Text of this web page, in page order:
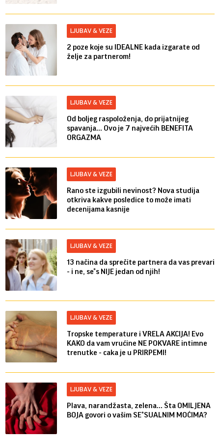
LJUBAV & VEZE
2 poze koje su IDEALNE kada izgarate od
želje za partnerom!
LJUBAV & VEZE
Od boljeg raspoloženja, do prijatnijeg
spavanja... Ovo je 7 najvećih BENEFITA
ORGAZMA
LJUBAV & VEZE
Rano ste izgubili nevinost? Nova studija
otkriva kakve posledice to može imati
decenijama kasnije
LJUBAV & VEZE
13 načina da sprečite partnera da vas prevari
- i ne, se*s NIJE jedan od njih!
LJUBAV & VEZE
Tropske temperature i VRELA AKCIJA! Evo
KAKO da vam vrućine NE POKVARE intimne
trenutke - caka je u PRIRPEMI!
LJUBAV & VEZE
Plava, narandžasta, zelena... Šta OMILJENA
BOJA govori o vašim SE*SUALNIM MOĆIMA?